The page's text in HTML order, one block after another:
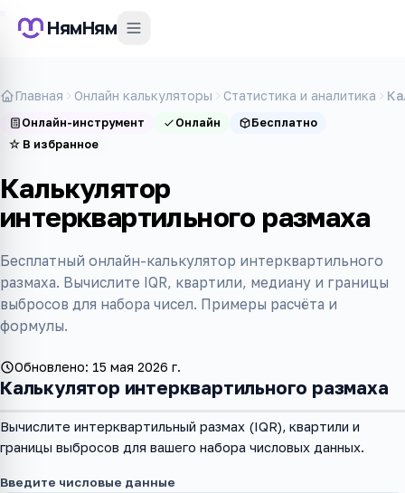
НямНям
Главная Онлайн калькуляторы Статистика и аналитика
Онлайн-инструмент Онлайн
Бесплатно
☆ В избранное
Калькулятор
интерквартильного размаха
Бесплатный онлайн-калькулятор интерквартильного
размаха. Вычислите IQR, квартили, медиану и границы
выбросов для набора чисел. Примеры расчёта и
формулы.
Обновлено: 15 мая 2026 г.
Калькулятор интерквартильного размаха
Вычислите интерквартильный размах (IQR), квартили и
границы выбросов для вашего набора числовых данных.
Введите числовые данные